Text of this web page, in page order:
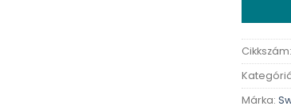
Cikkszám:
Márka: